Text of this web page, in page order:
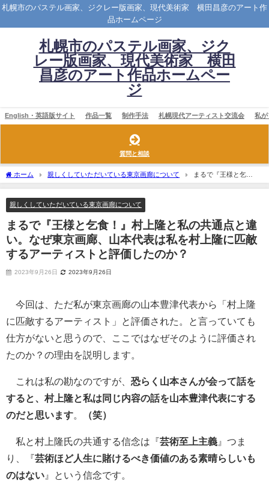
札幌市のパステル画家、ジクレー版画家、現代美術家 横田昌彦のアート作
品ホームページ
札幌市のパステル画家、ジク
レー版画家、現代美術家 横田
昌彦のアート作品ホームペー
ジ
English・英語版サイト 作品一覧 制作手法 札幌現代アーティスト交流会 私が
質問と相談
ホーム 親しくしていただいている東京画廊について
まるで『王様と乞
食！』村上隆と私の共通点と違い。なぜ東京画廊、山本代表は私を村上隆に匹敵する
親しくしていただいている東京画廊について
まるで『王様と乞食！』村上隆と私の共通点と違
い。なぜ東京画廊、山本代表は私を村上隆に匹敵
するアーティストと評価したのか？
2023年9月26日 2023年9月26日
今回は、ただ私が東京画廊の山本豊津代表から「村上隆
に匹敵するアーティスト」と評価された。と言っていても
仕方がないと思うので、ここではなぜそのように評価され
たのか？の理由を説明します。
これは私の勘なのですが、 恐らく山本さんが会って話を
すると、村上隆と私は同じ内容の話を山本豊津代表にする
のだと思います。 （笑）
私と村上隆氏の共通する信念は『芸術至上主義 』つま
り、『芸術ほど人生に賭けるべき価値のある素晴らしいも
のはない 』という信念です。